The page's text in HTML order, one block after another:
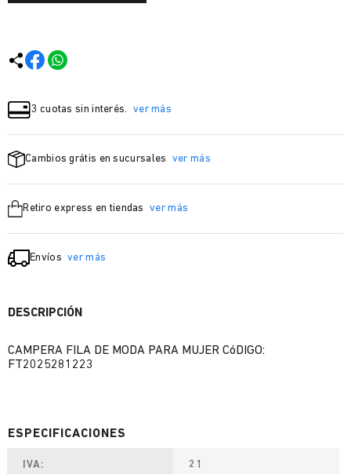
3 cuotas sin interés. ver más
Cambios grátis en sucursales ver más
Retiro express en tiendas ver más
Envíos ver más
DESCRIPCIÓN
CAMPERA FILA DE MODA PARA MUJER CóDIGO:
FT2025281223
IVA 21